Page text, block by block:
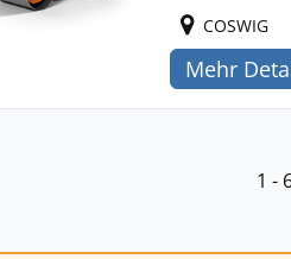
COSWIG
Mehr
1 -